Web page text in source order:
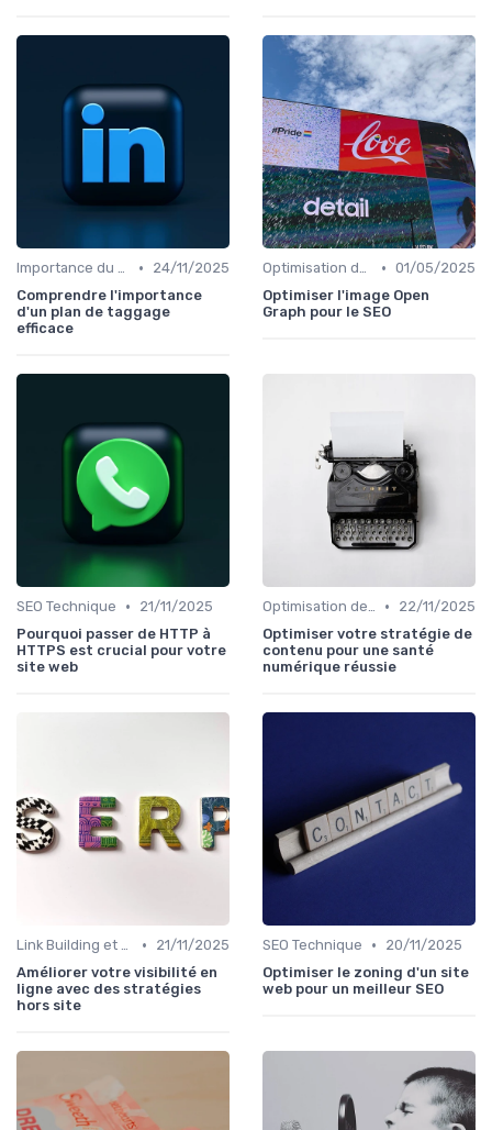
Importance du SEO pour les Entreprises •
24/11/2025
Comprendre l'importance
d'un plan de taggage
efficace
Optimisation de Contenu • 01/05/2025
Optimiser l'image Open
Graph pour le SEO
SEO Technique •
21/11/2025
Pourquoi passer de HTTP à
HTTPS est crucial pour votre
site web
Optimisation de Contenu •
22/11/2025
Optimiser votre stratégie de
contenu pour une santé
numérique réussie
Link Building et Autorité de Site •
21/11/2025
Améliorer votre visibilité en
ligne avec des stratégies
hors site
SEO Technique •
20/11/2025
Optimiser le zoning d'un site
web pour un meilleur SEO